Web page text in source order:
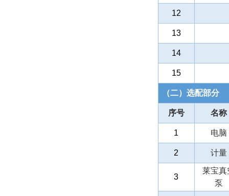
12
13
14
15
（二）选配部分
序号 名称
1 电脑
2 计量
3
莱宝真
泵